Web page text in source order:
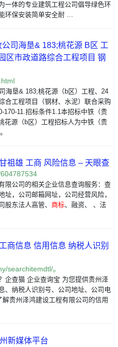
一体的专业建筑工程公司倡导绿色环
环保安装简单安全耐 …
司海垦& 183;桃花源 B区 工
区市政道路综合工程项目 钢
海垦& 183;桃花源（b区）工程、24
合工程项目（钢材、水泥）联合采购
11.招标条件1.1本招标中铁（贵
花源（b区）工程招标人为中铁（贵
祖雄 工商 风险信息 – 天眼查
限公司的相关企业信息查询服务：查
，公司邮箱网址，公司经营风险，
股东法人高管、 商标、融资、 、法
商信息 信用信息 纳税人识别
searchitemdtl/。
企查猫 企业查询宝 为您提供贵州泽
、纳税人识别号、公司地址、公司电
贵州泽鸿建设工程有限公司的信用
新媒体平台